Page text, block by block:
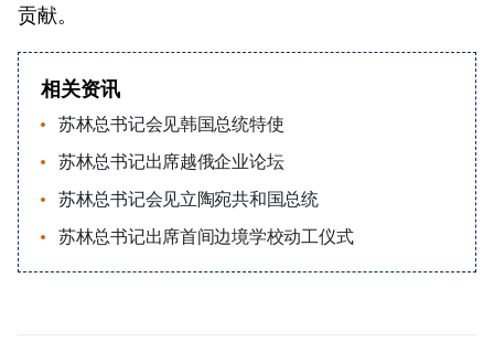
贡献。
相关资讯
苏林总书记会见韩国总统特使
苏林总书记出席越俄企业论坛
苏林总书记会见立陶宛共和国总统
苏林总书记出席首间边境学校动工仪式